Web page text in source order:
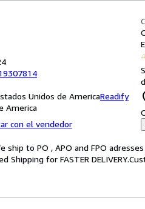
Unidos de AmericaReadify
America
con el vendedor
ship to PO , APO and FPO
Shipping for FASTER